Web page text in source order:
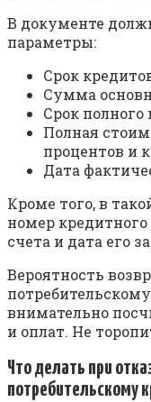
В документе
параметры:
Срок
Сумма
Срок
Полная
процентов и
Дата
Кроме того, в
номер
счета и дата его
Вероятность
внимательно
и оплат. Не
Что делать при
потребительскому